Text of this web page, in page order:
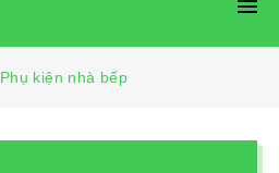
Phụ kiện nhà bếp